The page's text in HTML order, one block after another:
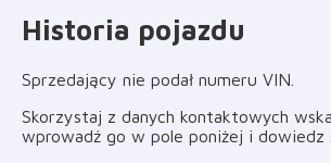
Historia pojazdu
Sprzedający nie podał numeru VIN
Skorzystaj z danych kontaktowych
wprowadź go w pole poniżej i